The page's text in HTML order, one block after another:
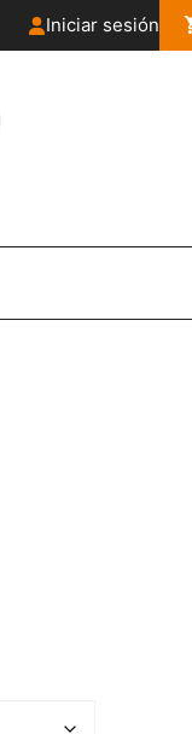
Iniciar sesión